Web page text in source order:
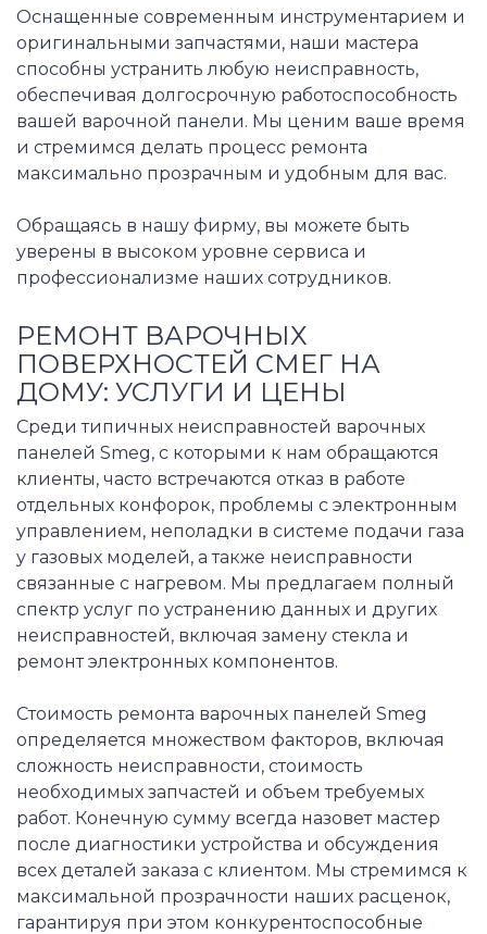
Оснащенные современным инструментарием и
оригинальными запчастями, наши мастера
способны устранить любую неисправность,
обеспечивая долгосрочную работоспособность
вашей варочной панели. Мы ценим ваше время
и стремимся делать процесс ремонта
максимально прозрачным и удобным для вас.
Обращаясь в нашу фирму, вы можете быть
уверены в высоком уровне сервиса и
профессионализме наших сотрудников.
РЕМОНТ ВАРОЧНЫХ
ПОВЕРХНОСТЕЙ СМЕГ НА
ДОМУ: УСЛУГИ И ЦЕНЫ
Среди типичных неисправностей варочных
панелей Smeg, с которыми к нам обращаются
клиенты, часто встречаются отказ в работе
отдельных конфорок, проблемы с электронным
управлением, неполадки в системе подачи газа
у газовых моделей, а также неисправности
связанные с нагревом. Мы предлагаем полный
спектр услуг по устранению данных и других
неисправностей, включая замену стекла и
ремонт электронных компонентов.
Стоимость ремонта варочных панелей Smeg
определяется множеством факторов, включая
сложность неисправности, стоимость
необходимых запчастей и объем требуемых
работ. Конечную сумму всегда назовет мастер
после диагностики устройства и обсуждения
всех деталей заказа с клиентом. Мы стремимся к
максимальной прозрачности наших расценок,
гарантируя при этом конкурентоспособные